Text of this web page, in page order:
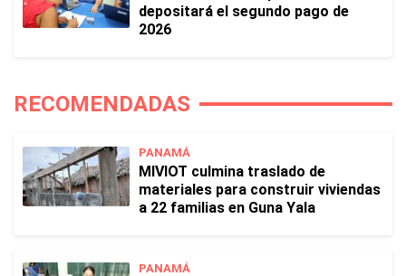
depositará el segundo pago de
2026
RECOMENDADAS
PANAMÁ
MIVIOT culmina traslado de
materiales para construir viviendas
a 22 familias en Guna Yala
PANAMÁ